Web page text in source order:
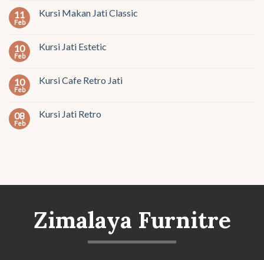
11
Feb
Kursi Makan Jati Classic
10
Feb
Kursi Jati Estetic
10
Feb
Kursi Cafe Retro Jati
08
Feb
Kursi Jati Retro
Zimalaya Furnitre